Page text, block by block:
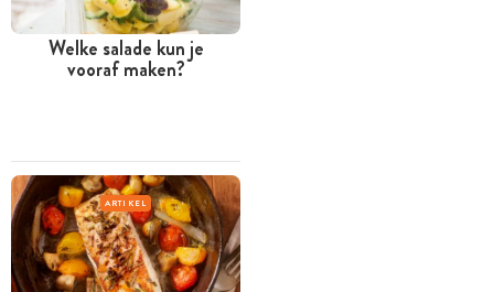
Welke salade kun je
vooraf maken?
ARTIKEL